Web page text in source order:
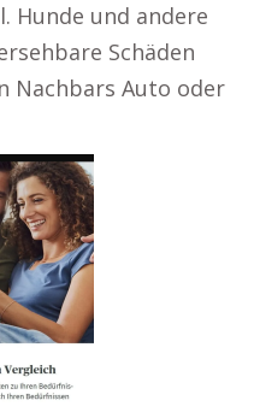
Hunde und andere
Schäden
Nachbars Auto oder